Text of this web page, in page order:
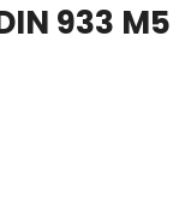
933 M5